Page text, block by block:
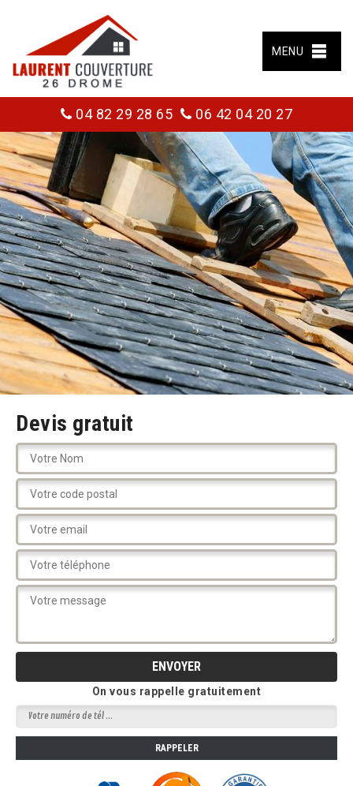
MENU
04 82 29 28 65 06 42 04 20 27
Devis gratuit
On vous rappelle gratuitement